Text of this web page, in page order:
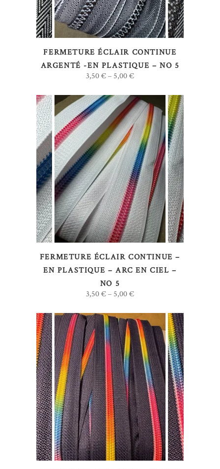
variations.
Les
options
peuvent
être
page
du
produit
FERMETURE ÉCLAIR CONTINUE
ARGENTÉ -EN PLASTIQUE – NO 5
3,50€ – 5,00€
CHOIX DES OPTIONS
Ce
produit
a
plusieurs
variations.
Les
options
peuvent
être
page
du
produit
FERMETURE ÉCLAIR CONTINUE –
EN PLASTIQUE – ARC EN CIEL –
NO 5
3,50€ – 5,00€
CHOIX DES OPTIONS
Ce
produit
a
plusieurs
variations.
Les
options